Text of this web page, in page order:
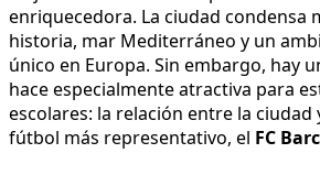
escolares: la relación entre la ciudad
fútbol más representativo, el FC
El Camp Nou: templo
cultural